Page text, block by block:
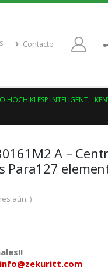
Contacto
HOCHIKI ESP INTELIGENT,
A –
Para127
aún. )
info@zekuritt.com